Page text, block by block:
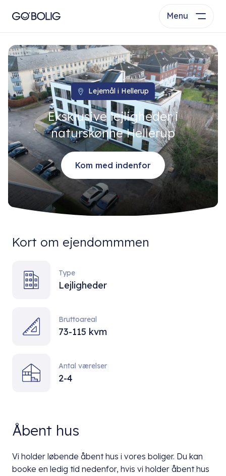
Menu
Lejemål i Hellerup
Eksklusive lejligheder i
naturskønne Hellerup
Kom med indenfor
Kort om ejendommmen
Type
Lejligheder
Bruttoareal
73-115 kvm
Antal værelser
2-4
Åbent hus
Vi holder løbende åbent hus i vores boliger. Du kan
booke en ledig tid nedenfor, hvis vi holder åbent hus